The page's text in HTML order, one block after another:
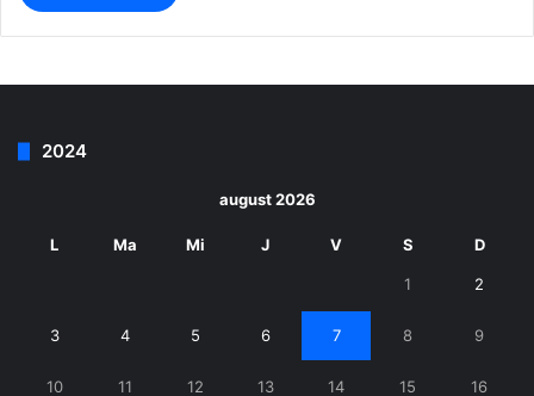
2024
august 2026
L Ma Mi J V S D
1 2
3 4 5 6 7 8 9
10 11 12 13 14 15 16